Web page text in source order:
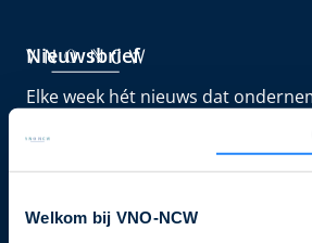
Welkom bij VNO-NCW
Nieuwsbrief
Elke week hét nieuws dat
je nu in voor de VNO-NCW
Schrijf je in